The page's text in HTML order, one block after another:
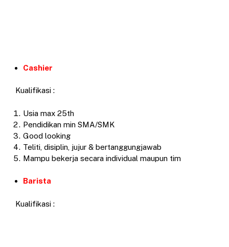
Cashier
Kualifikasi :
Usia max 25th
Pendidikan min SMA/SMK
Good looking
Teliti, disiplin, jujur & bertanggungjawab
Mampu bekerja secara individual maupun tim
Barista
Kualifikasi :